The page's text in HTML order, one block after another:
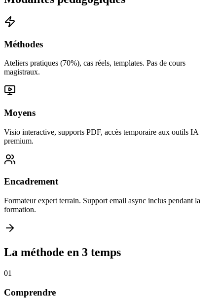
Méthodes
Ateliers pratiques (70%), cas réels, templates. Pas de cours
magistraux.
Moyens
Visio interactive, supports PDF, accès temporaire aux outils IA
premium.
Encadrement
Formateur expert terrain. Support email async inclus pendant la
formation.
La méthode en 3 temps
01
Comprendre